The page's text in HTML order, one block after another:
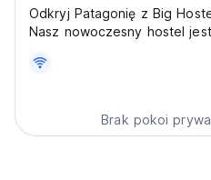
Odkryj Patagonię z Big
Nasz nowoczesny hostel
szukających przygód.
Brak pokoi